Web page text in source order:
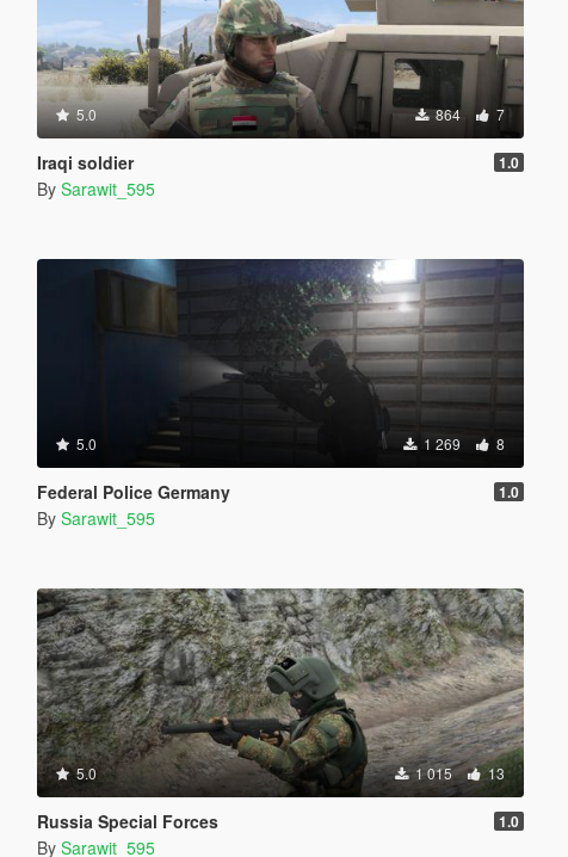
5.0 864 7
Iraqi soldier 1.0
By Sarawit_595
5.0 1 269 8
Federal Police Germany 1.0
By Sarawit_595
5.0 1 015 13
Russia Special Forces 1.0
By Sarawit_595